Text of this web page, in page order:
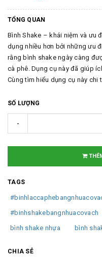
TỔNG QUAN
Bình Shake – khái niệm và ưu
dụng nhiều hơn bởi những ưu
rằng bình shake ngày càng
cà phê. Dụng cụ này đã giúp
Cùng tìm hiểu dụng cụ này chi
SỐ LƯỢNG
-
TAGS
#binhshakebangnhuacovach
bình shake nhựa
bình
CHIA SẺ